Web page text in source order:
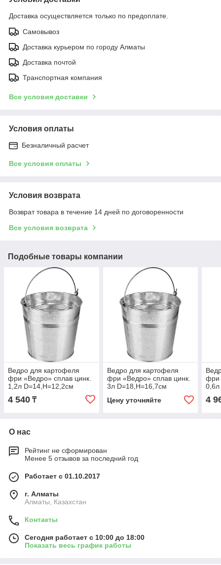
Доставка осуществляется только по предоплате.
Самовывоз
Доставка курьером по городу Алматы
Доставка почтой
Транспортная компания
Все условия доставки
Условия оплаты
Безналичный расчет
Все условия оплаты
Условия возврата
Возврат товара в течение 14 дней по договоренности
Все условия возврата
Подобные товары компании
Ведро для картофеля
фри «Ведро» сплав цинк.
1,2л D=14,H=12,2см
4 540 ₸
Ведро для картофеля
фри «Ведро» сплав цинк.
3л D=18,H=16,7см
Цену уточняйте
фри
0,6л
4
О нас
Рейтинг не сформирован
Менее 5 отзывов за последний год
Работает с 01.10.2017
г. Алматы
Алматы, Казахстан
Контакты
Сегодня работает с 10:00 до 18:00
Показать весь график работы